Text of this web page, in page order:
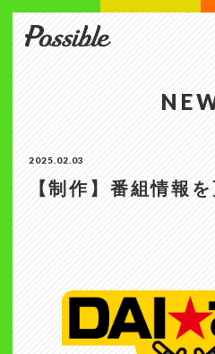
2025.02.03
【制作】番組情報